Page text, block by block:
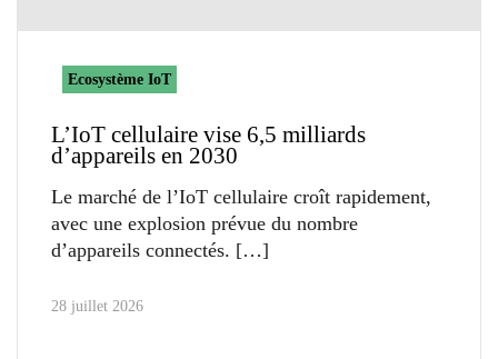
Ecosystème IoT
L’IoT cellulaire vise 6,5 milliards
d’appareils en 2030
Le marché de l’IoT cellulaire croît rapidement,
avec une explosion prévue du nombre
d’appareils connectés.
28 juillet 2026